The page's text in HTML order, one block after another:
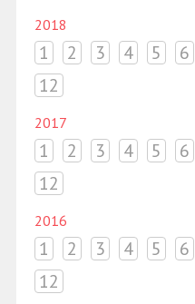
2018
1 2 3 4 5 6
12
2017
1 2 3 4 5 6
12
2016
1 2 3 4 5 6
12